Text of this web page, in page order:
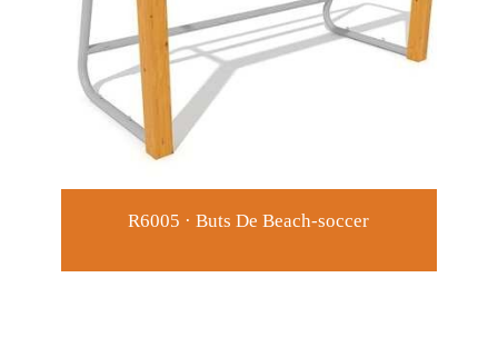
R6005 · Buts De Beach-soccer